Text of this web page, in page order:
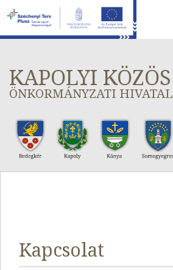
KAPOLYI KÖZÖS
ÖNKORMÁNYZATI HIVATAL
Kapcsolat